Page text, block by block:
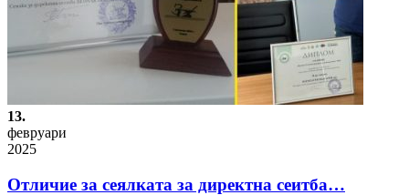
13.
февруари
2025
Отличие за сеялката за директна сеитба…